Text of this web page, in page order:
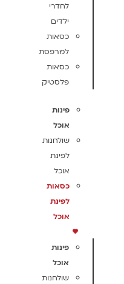
לחדרי
ילדים
כסאות
למרפסת
כסאות
פלסטיק
פינות
אוכל
שולחנות
לפינת
אוכל
כסאות
לפינת
אוכל
פינות
אוכל
שולחנות